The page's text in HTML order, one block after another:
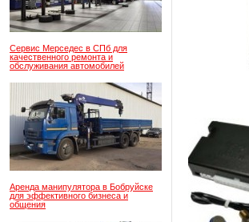
Сервис Мерседес в СПб для
качественного ремонта и
обслуживания автомобилей
Аренда манипулятора в Бобруйске
для эффективного бизнеса и
общения